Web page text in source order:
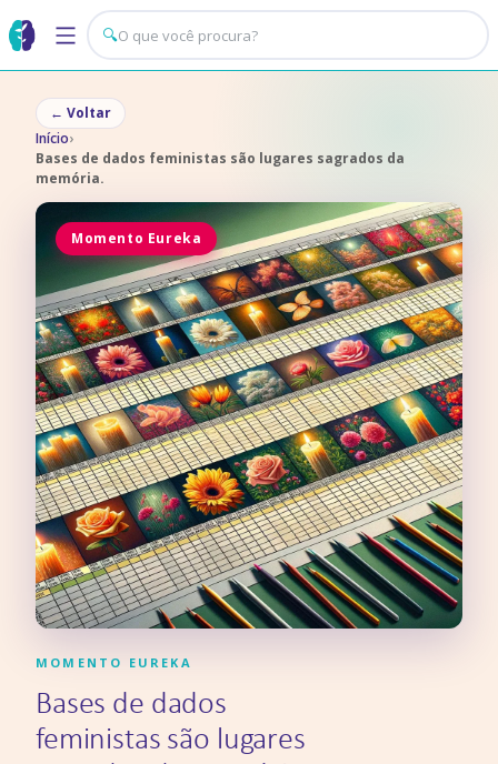
🔍
← Voltar
Início›
Bases de dados feministas são lugares sagrados da
memória.
Momento Eureka
MOMENTO EUREKA
Bases de dados
feministas são lugares